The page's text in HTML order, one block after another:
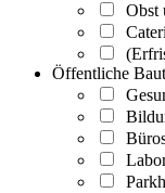
Obst
Öffentliche